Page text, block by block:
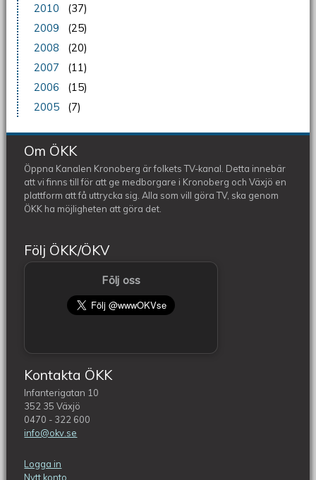
2010
(37)
2009
(25)
2008
(20)
2007
(11)
2006
(15)
2005
(7)
Om ÖKK
Öppna Kanalen Kronoberg är folkets TV-kanal. Detta innebär
att vi finns till för att ge medborgare i Kronoberg och Växjö en
plattform att få uttrycka sig. Alla som vill göra TV, ska genom
ÖKK ha möjligheten att göra det.
Följ ÖKK/ÖKV
Följ oss
Kontakta ÖKK
Infanterigatan 10
352 35 Växjö
0470 - 322 600
info@okv.se
Logga in
Nytt konto